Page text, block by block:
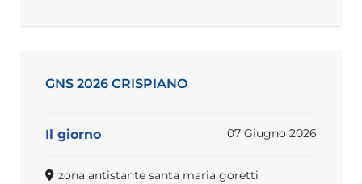
GNS 2026 CRISPIANO
Il giorno 07 Giugno 2026
zona antistante santa maria goretti